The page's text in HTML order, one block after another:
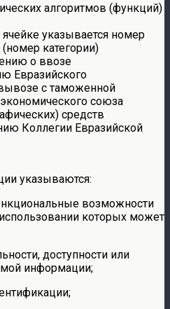
алгоритмов (функций)
указывается номер
категории)
о ввозе
Евразийского
с таможенной
союза
средств
Коллегии Евразийской
указываются:
возможности
которых может
доступности или
информации;